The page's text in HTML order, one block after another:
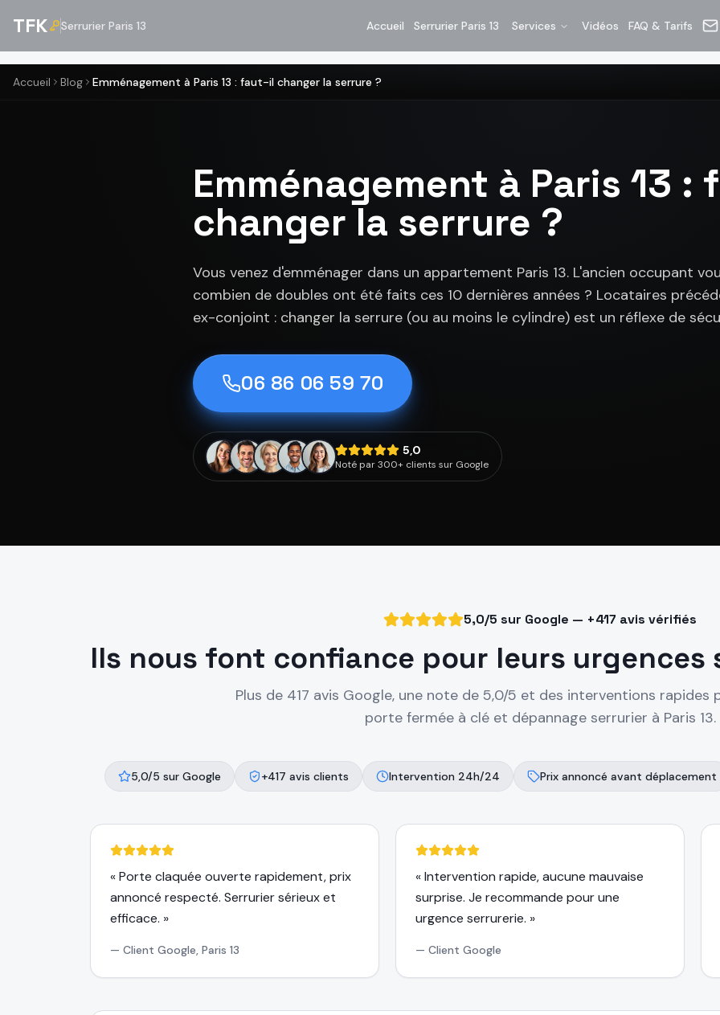
TFK Serrurier Paris 13 Accueil Serrurier Paris 13 Services Vidéos FAQ & Tarifs
Accueil Blog Emménagement à Paris 13 : faut-il changer la serrure ?
Emménagement à Paris 13 :
changer la serrure ?
Vous venez d'emménager dans un appartement Paris 13. L'ancien occupant
combien de doubles ont été faits ces 10 dernières années ? Locataires
ex-conjoint : changer la serrure (ou au moins le cylindre) est un réflexe de
06 86 06 59 70
5,0
Noté par 300+ clients sur Google
5,0/5 sur Google — +417 avis vérifiés
Ils nous font confiance pour leurs urgences
Plus de 417 avis Google, une note de 5,0/5 et des interventions rapides
porte fermée à clé et dépannage serrurier à Paris 13.
5,0/5 sur Google +417 avis clients Intervention 24h/24 Prix annoncé avant déplacement
«Porte claquée ouverte rapidement, prix
annoncé respecté. Serrurier sérieux et
efficace. »
— Client Google, Paris 13
«Intervention rapide, aucune mauvaise
surprise. Je recommande pour une
urgence serrurerie. »
— Client Google